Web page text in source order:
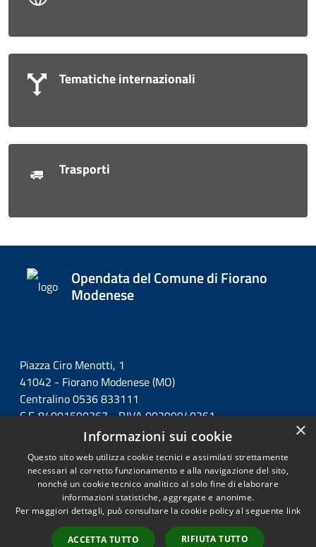
Tematiche internazionali
Trasporti
Opendata del Comune di Fiorano
Modenese
Piazza Ciro Menotti, 1
41042 - Fiorano Modenese (MO)
Centralino 0536 833111
C.F. 84001590367 - P.IVA 00299940361
Accessibilità
Copyright © 2026 • Opendata
del Comune di Fiorano
Modenese • Powered by
×
Informazioni sui cookie
Questo sito web utilizza cookie tecnici e assimilati strettamente
necessari al corretto funzionamento e alla navigazione del sito,
nonché un cookie tecnico analitico al solo fine di elaborare
informazioni statistiche, aggregate e anonime.
Per maggiori dettagli, può consultare la cookie policy al seguente link
ACCETTA TUTTO RIFIUTA TUTTO